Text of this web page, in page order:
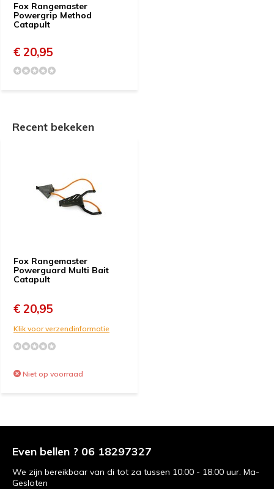
Fox Rangemaster
Powergrip Method
Catapult
€ 20,95
Recent bekeken
Fox Rangemaster
Powerguard Multi Bait
Catapult
€ 20,95
Klik voor verzendinformatie
Niet op voorraad
Even bellen ? 06 18297327
We zijn bereikbaar van di tot za tussen 10:00 - 18:00 uur. Ma-
Gesloten